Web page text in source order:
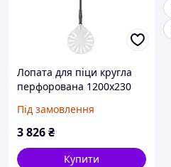
Лопата для піци кругла
перфорована 1200x230
Під замовлення
3 826₴
Купити